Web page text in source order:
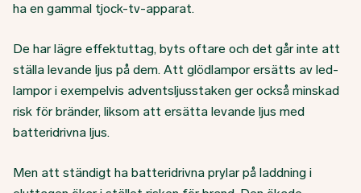
ha en gammal tjock-tv-apparat.
De har lägre effektuttag, byts oftare och det går inte att
ställa levande ljus på dem. Att glödlampor ersätts av led-
lampor i exempelvis adventsljusstaken ger också minskad
risk för bränder, liksom att ersätta levande ljus med
batteridrivna ljus.
Men att ständigt ha batteridrivna prylar på laddning i